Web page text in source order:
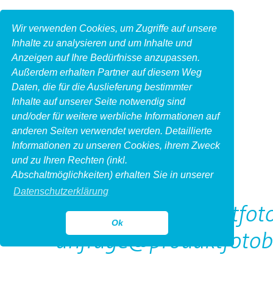
Wir verwenden Cookies, um Zugriffe auf unsere
Inhalte zu analysieren und um Inhalte und
Anzeigen auf Ihre Bedürfnisse anzupassen.
Außerdem erhalten Partner auf diesem Weg
Daten, die für die Auslieferung bestimmter
Inhalte auf unserer Seite notwendig sind
und/oder für weitere werbliche Informationen auf
anderen Seiten verwendet werden. Detaillierte
Informationen zu unseren Cookies, ihrem Zweck
und zu Ihren Rechten (inkl.
Abschaltmöglichkeiten) erhalten Sie in unserer
Datenschutzerklärung
Ok
Kontakt
http://